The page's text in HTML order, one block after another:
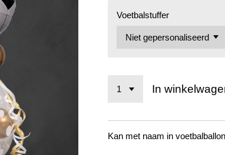
Voetbalstuffer
In
Kan met naam in